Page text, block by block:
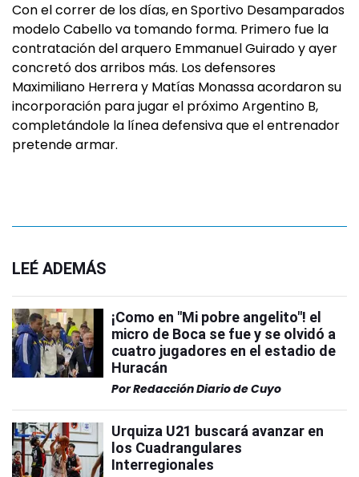
Con el correr de los días, en Sportivo Desamparados
modelo Cabello va tomando forma. Primero fue la
contratación del arquero Emmanuel Guirado y ayer
concretó dos arribos más. Los defensores
Maximiliano Herrera y Matías Monassa acordaron su
incorporación para jugar el próximo Argentino B,
completándole la línea defensiva que el entrenador
pretende armar.
LEÉ ADEMÁS
¡Como en "Mi pobre angelito"! el
micro de Boca se fue y se olvidó a
cuatro jugadores en el estadio de
Huracán
PorRedacción Diario de Cuyo
Urquiza U21 buscará avanzar en
los Cuadrangulares
Interregionales